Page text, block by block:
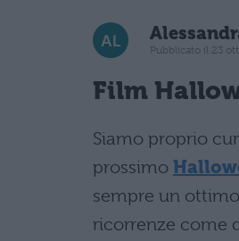
Pubblicato il 23
Film
Siamo proprio
prossimo
sempre un
ricorrenze come